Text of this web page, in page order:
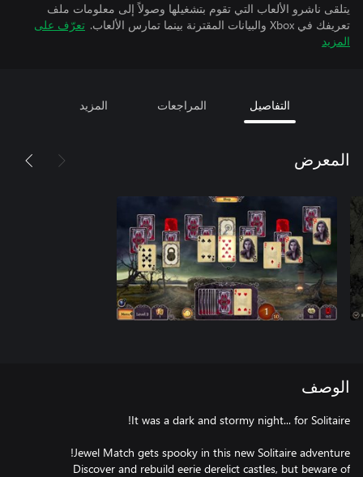
يتلقى ناشرو الألعاب التي تقوم بتشغيلها وصولاً إلى معلومات ملف
تعريفك في Xbox والبيانات المقترنة بينما تمارس الألعاب.
تعرّف على
المزيد
التفاصيل المراجعات المزيد
المعرض
الوصف
Discover and rebuild eerie derelict castles, but beware of